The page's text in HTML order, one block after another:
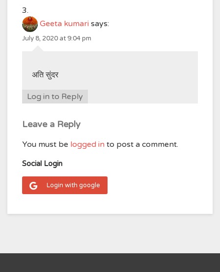
Geeta kumari says:
July 8, 2020 at 9:04 pm
अति सुंदर
Log in to Reply
Leave a Reply
You must be logged in to post a comment.
Social Login
Login with google